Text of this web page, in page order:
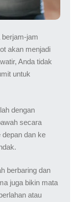
jam
akan menjadi
Anda tidak
untuk
dengan
secara
depan dan ke
berbaring dan
juga bikin mata
atau